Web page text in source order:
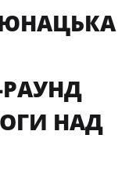
ЮНАЦЬКА
РАУНД
НАД